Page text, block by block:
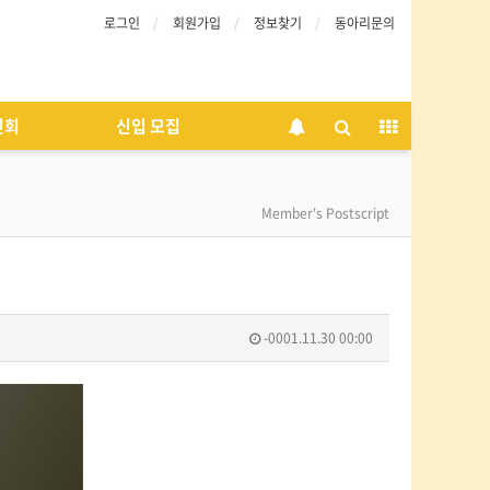
로그인 회원가입 정보찾기 동아리문의
신입 모집
Member's Postscript
-0001.11.30 00:00